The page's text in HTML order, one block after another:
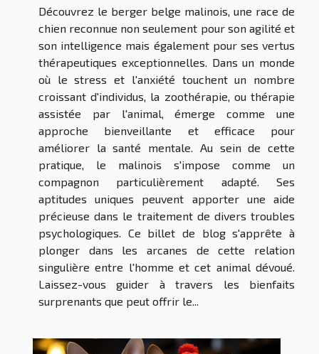
Découvrez le berger belge malinois, une race de
chien reconnue non seulement pour son agilité et
son intelligence mais également pour ses vertus
thérapeutiques exceptionnelles. Dans un monde
où le stress et l'anxiété touchent un nombre
croissant d'individus, la zoothérapie, ou thérapie
assistée par l'animal, émerge comme une
approche bienveillante et efficace pour
améliorer la santé mentale. Au sein de cette
pratique, le malinois s'impose comme un
compagnon particulièrement adapté. Ses
aptitudes uniques peuvent apporter une aide
précieuse dans le traitement de divers troubles
psychologiques. Ce billet de blog s'apprête à
plonger dans les arcanes de cette relation
singulière entre l'homme et cet animal dévoué.
Laissez-vous guider à travers les bienfaits
surprenants que peut offrir le...